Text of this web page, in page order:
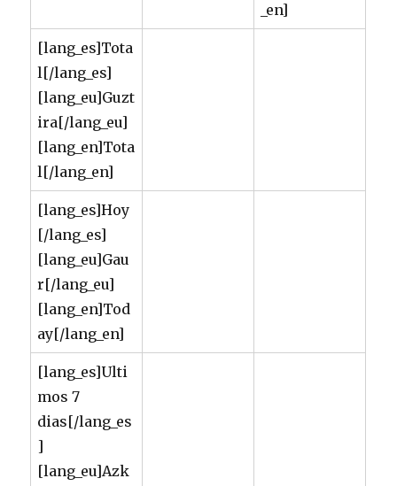
_en]
[lang_es]Tota
l[/lang_es]
[lang_eu]Guzt
ira[/lang_eu]
[lang_en]Tota
l[/lang_en]
[lang_es]Hoy
[/lang_es]
[lang_eu]Gau
r[/lang_eu]
[lang_en]Tod
ay[/lang_en]
[lang_es]Ulti
mos 7
dias[/lang_es
]
[lang_eu]Azk